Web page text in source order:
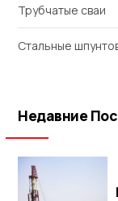
Трубчатые сваи
Стальные
Недавние